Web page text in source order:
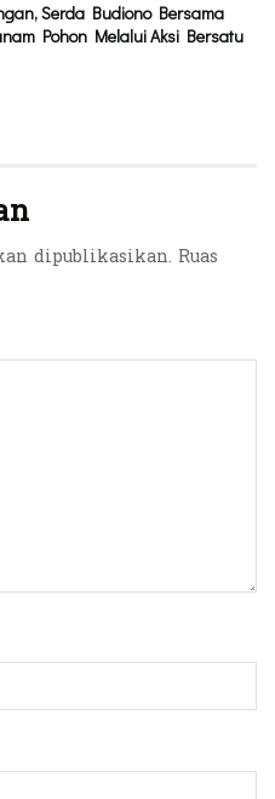
Serda Budiono Bersama
Pohon Melalui Aksi Bersatu
dipublikasikan. Ruas